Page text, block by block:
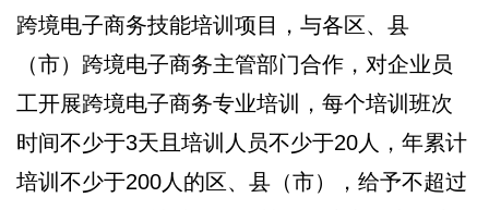
跨境电子商务技能培训项目，与各区、县
（市）跨境电子商务主管部门合作，对企业员
工开展跨境电子商务专业培训，每个培训班次
时间不少于3天且培训人员不少于20人，年累计
培训不少于200人的区、县（市），给予不超过